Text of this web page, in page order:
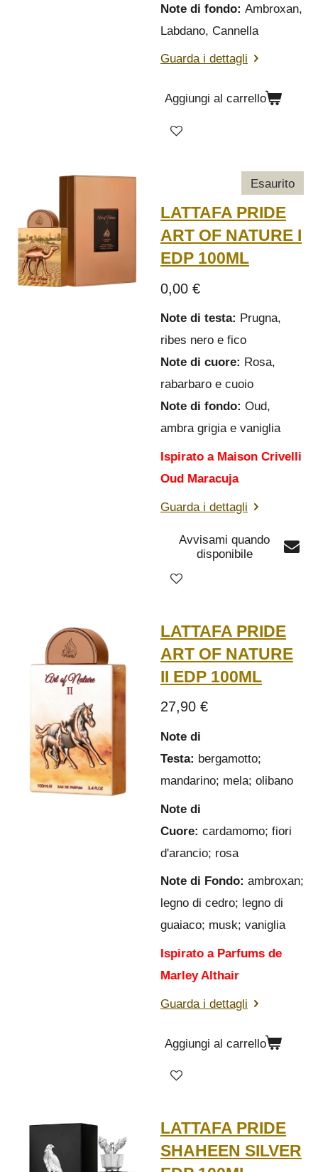
Note di fondo: Ambroxan,
Labdano, Cannella
Guarda i dettagli
Aggiungi al carrello
Esaurito
LATTAFA PRIDE
ART OF NATURE I
EDP 100ML
0,00 €
Note di testa: Prugna,
ribes nero e fico
Note di cuore: Rosa,
rabarbaro e cuoio
Note di fondo: Oud,
ambra grigia e vaniglia
Ispirato a Maison Crivelli
Oud Maracuja
Guarda i dettagli
Avvisami quando
disponibile
LATTAFA PRIDE
ART OF NATURE
II EDP 100ML
27,90 €
Note di
Testa: bergamotto;
mandarino; mela; olibano
Note di
Cuore: cardamomo; fiori
d'arancio; rosa
Note di Fondo: ambroxan;
legno di cedro; legno di
guaiaco; musk; vaniglia
Ispirato a Parfums de
Marley Althair
Guarda i dettagli
Aggiungi al carrello
LATTAFA PRIDE
SHAHEEN SILVER